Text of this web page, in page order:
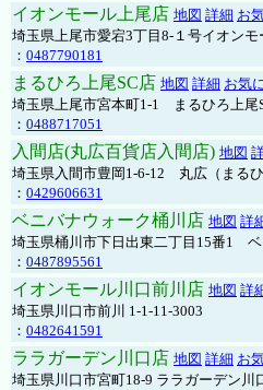
イオンモール上尾店 地図 詳細 お
埼玉県上尾市愛宕3丁目8-１号イオン
： 0487790181
まるひろ上尾SC店 地図 詳細 お気
埼玉県上尾市宮本町1-1 まるひろ上尾
： 0488717051
入間店(丸広百貨店入間店) 地図
埼玉県入間市豊岡1-6-12 丸広（まる
： 0429606631
ベニバナウォーク桶川店 地図 詳
埼玉県桶川市下日出東二丁目15番1
： 0487895561
イオンモール川口前川店 地図 詳
埼玉県川口市前川 1-1-11-3003
： 0482641591
ララガーデン川口店 地図 詳細 お
埼玉県川口市宮町18-9 ララガーデン川